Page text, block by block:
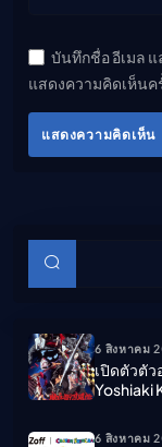
บันทึกชื่อ อีเมล
แสดงความคิดเห็นค
แสดงความคิดเห็น
บทความย่อย
6 สิงหาคม
เปิดตัวตัว
Yoshiaki
6 สิงหาคม